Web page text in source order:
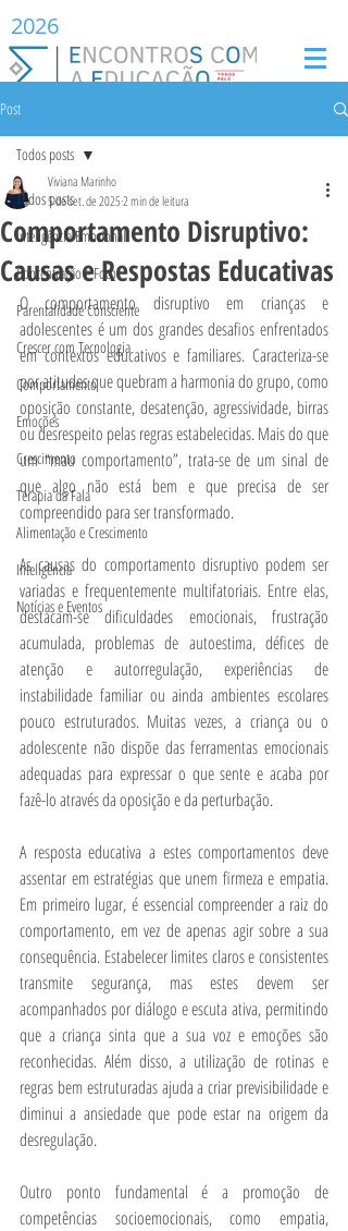
2026
Post
Todos posts
Inteligência Emocional
Concentração e Foco
Parentalidade Consciente
Crescer com Tecnologia
Comportamento
Emoções
Crescimento
Terapia da Fala
Alimentação e Crescimento
Inteligência
Notícias e Eventos
Todos posts
Comportamento Disruptivo:
Causas e Respostas Educativas
Viviana Marinho
5 de set. de 20252 min de leitura
O comportamento disruptivo em crianças e
adolescentes é um dos grandes desafios enfrentados
em contextos educativos e familiares. Caracteriza-se
por atitudes que quebram a harmonia do grupo, como
oposição constante, desatenção, agressividade, birras
ou desrespeito pelas regras estabelecidas. Mais do que
um “mau comportamento”, trata-se de um sinal de
que algo não está bem e que precisa de ser
compreendido para ser transformado.
As causas do comportamento disruptivo podem ser
variadas e frequentemente multifatoriais. Entre elas,
destacam-se dificuldades emocionais, frustração
acumulada, problemas de autoestima, défices de
atenção e autorregulação, experiências de
instabilidade familiar ou ainda ambientes escolares
pouco estruturados. Muitas vezes, a criança ou o
adolescente não dispõe das ferramentas emocionais
adequadas para expressar o que sente e acaba por
fazê-lo através da oposição e da perturbação.
A resposta educativa a estes comportamentos deve
assentar em estratégias que unem firmeza e empatia.
Em primeiro lugar, é essencial compreender a raiz do
comportamento, em vez de apenas agir sobre a sua
consequência. Estabelecer limites claros e consistentes
transmite segurança, mas estes devem ser
acompanhados por diálogo e escuta ativa, permitindo
que a criança sinta que a sua voz e emoções são
reconhecidas. Além disso, a utilização de rotinas e
regras bem estruturadas ajuda a criar previsibilidade e
diminui a ansiedade que pode estar na origem da
desregulação.
Outro ponto fundamental é a promoção de
competências socioemocionais, como empatia,